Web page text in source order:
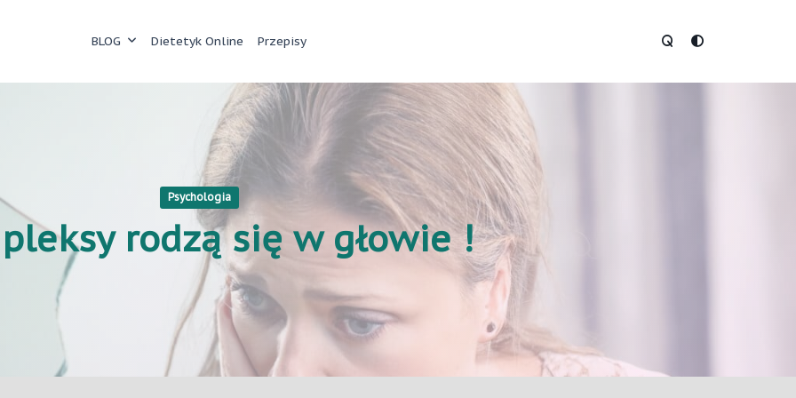
BLOG Dietetyk Online Przepisy
Psychologia
rodzą się w głowie !